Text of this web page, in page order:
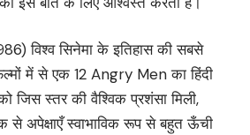
विश्व सिनेमा के इतिहास की सबसे
में से एक 12 Angry Men का हिंदी
जिस स्तर की वैश्विक प्रशंसा मिली,
से अपेक्षाएँ स्वाभाविक रूप से बहुत ऊँची